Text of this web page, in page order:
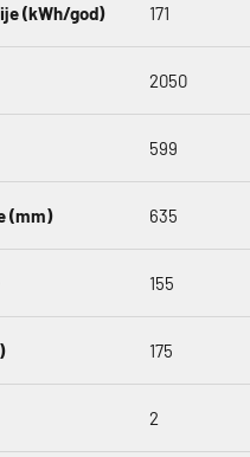
(kWh/god) 171
2050
599
(mm) 635
155
175
2